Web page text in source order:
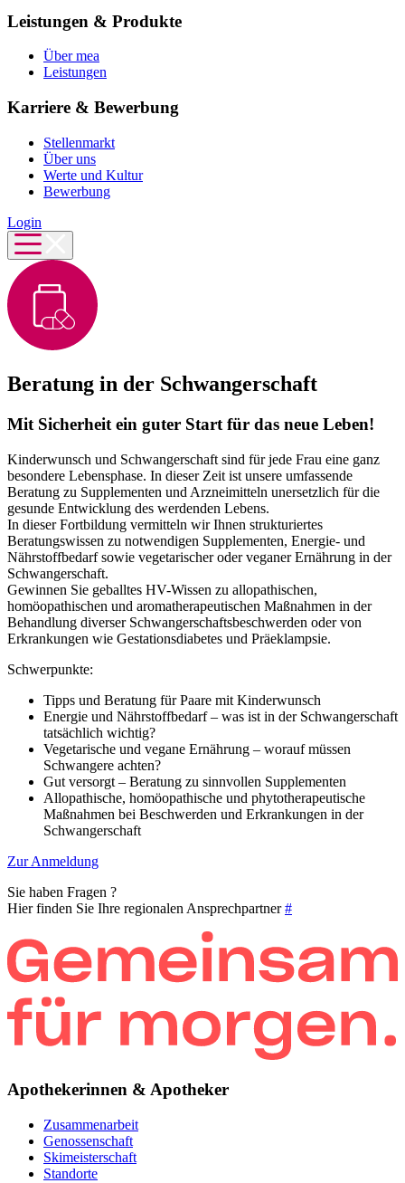
Leistungen & Produkte
Über mea
Leistungen
Karriere & Bewerbung
Stellenmarkt
Über uns
Werte und Kultur
Bewerbung
Login
Beratung in der Schwangerschaft
Mit Sicherheit ein guter Start für das neue Leben!
Kinderwunsch und Schwangerschaft sind für jede Frau eine ganz
besondere Lebensphase. In dieser Zeit ist unsere umfassende
Beratung zu Supplementen und Arzneimitteln unersetzlich für die
gesunde Entwicklung des werdenden Lebens.
In dieser Fortbildung vermitteln wir Ihnen strukturiertes
Beratungswissen zu notwendigen Supplementen, Energie- und
Nährstoffbedarf sowie vegetarischer oder veganer Ernährung in der
Schwangerschaft.
Gewinnen Sie geballtes HV-Wissen zu allopathischen,
homöopathischen und aromatherapeutischen Maßnahmen in der
Behandlung diverser Schwangerschaftsbeschwerden oder von
Erkrankungen wie Gestationsdiabetes und Präeklampsie.
Schwerpunkte:
Tipps und Beratung für Paare mit Kinderwunsch
Energie und Nährstoffbedarf – was ist in der Schwangerschaft
tatsächlich wichtig?
Vegetarische und vegane Ernährung – worauf müssen
Schwangere achten?
Gut versorgt – Beratung zu sinnvollen Supplementen
Allopathische, homöopathische und phytotherapeutische
Maßnahmen bei Beschwerden und Erkrankungen in der
Schwangerschaft
Zur Anmeldung
Sie haben Fragen ?
Hier finden Sie Ihre regionalen Ansprechpartner#
Apothekerinnen & Apotheker
Zusammenarbeit
Genossenschaft
Skimeisterschaft
Standorte